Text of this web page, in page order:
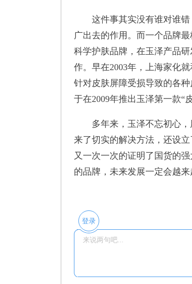
这件事其实没有谁对谁错
广出去的作用。而一个品牌
科学护肤品牌，在玉泽产品
作。早在2003年，上海家化
针对皮肤屏障受损导致的各
于在2009年推出玉泽第一款“
多年来，玉泽不忘初心，
来了切实的解决方法，还设
又一次一次的证明了国货的
的品牌，未来发展一定会越来
登录